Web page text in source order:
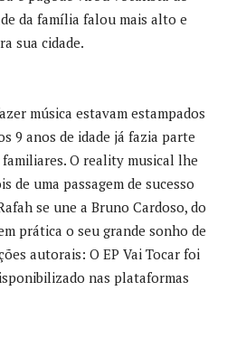
da família falou mais alto e
sua cidade.
música estavam estampados
9 anos de idade já fazia parte
O reality musical lhe
de uma passagem de sucesso
se une a Bruno Cardoso, do
prática o seu grande sonho de
autorais: O EP Vai Tocar foi
nas plataformas